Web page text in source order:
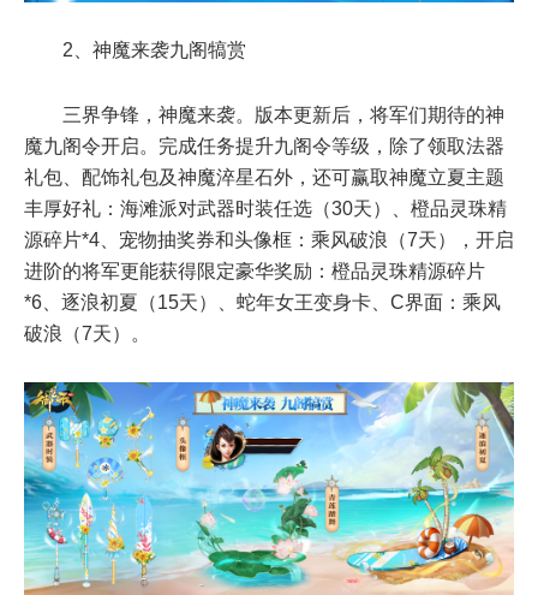
2、神魔来袭九阁犒赏
三界争锋，神魔来袭。版本更新后，将军们期待的神
魔九阁令开启。完成任务提升九阁令等级，除了领取法器
礼包、配饰礼包及神魔淬星石外，还可赢取神魔立夏主题
丰厚好礼：海滩派对武器时装任选（30天）、橙品灵珠精
源碎片*4、宠物抽奖券和头像框：乘风破浪（7天），开启
进阶的将军更能获得限定豪华奖励：橙品灵珠精源碎片
*6、逐浪初夏（15天）、蛇年女王变身卡、C界面：乘风
破浪（7天）。